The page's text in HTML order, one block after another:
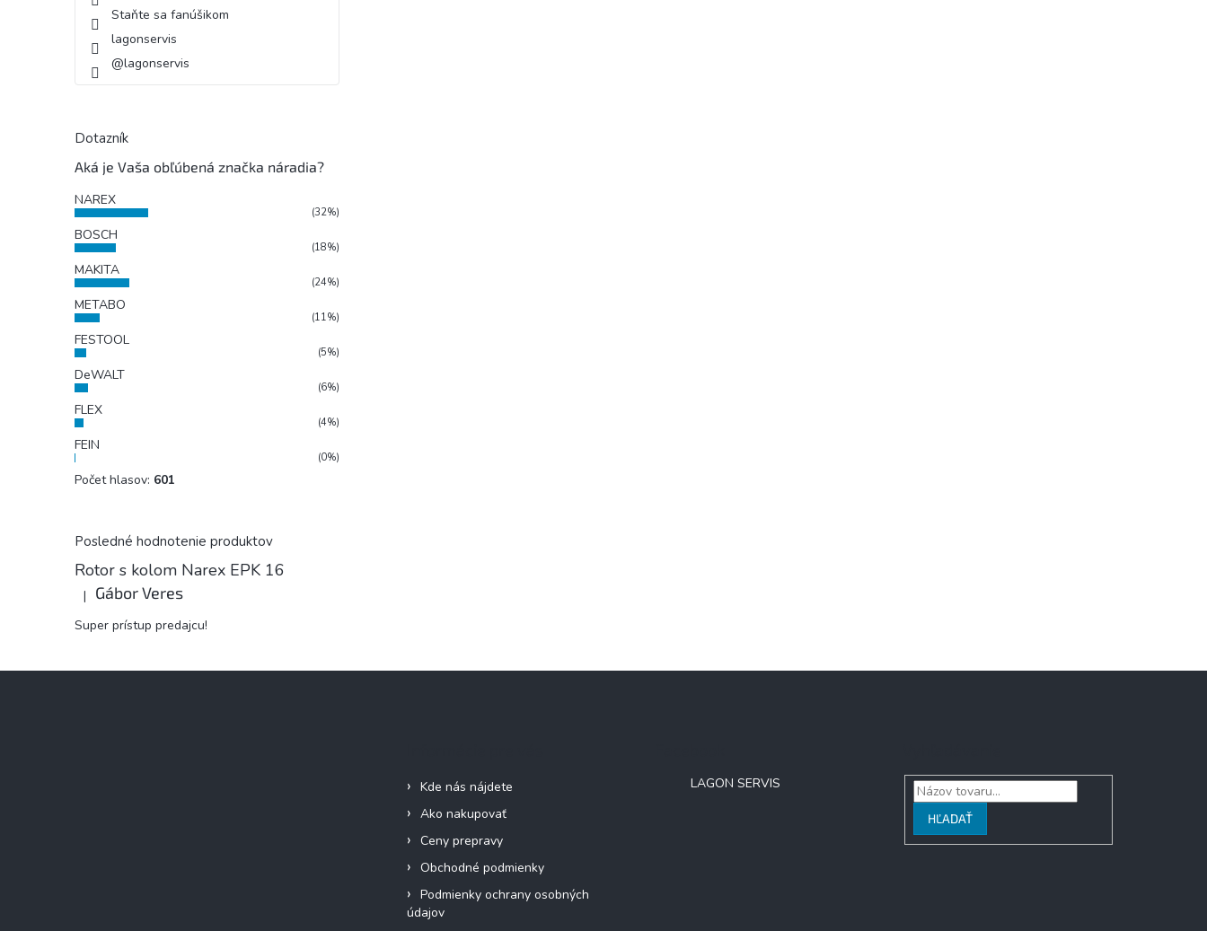
Staňte sa fanúšikom
lagonservis
@lagonservis
Dotazník
Aká je Vaša obľúbená značka náradia?
NAREX
(32%)
BOSCH
(18%)
MAKITA
(24%)
METABO
(11%)
FESTOOL
(5%)
DeWALT
(6%)
FLEX
(4%)
FEIN
(0%)
Počet hlasov: 601
Posledné hodnotenie produktov
Rotor s kolom Narex EPK 16
Hodnotenie produktu je 5 z 5 hviezdičiek.
| Gábor Veres
Super prístup predajcu!
Kde nás nájdete
Ako nakupovať
Ceny prepravy
Obchodné podmienky
Podmienky ochrany osobných
údajov
LAGON SERVIS
HĽADAŤ